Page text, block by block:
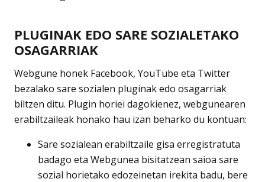
PLUGINAK EDO SARE SOZIALETAKO
OSAGARRIAK
Webgune honek Facebook, YouTube eta Twitter
bezalako sare sozialen pluginak edo osagarriak
biltzen ditu. Plugin horiei dagokienez, webgunearen
erabiltzaileak honako hau izan beharko du kontuan:
Sare sozialean erabiltzaile gisa erregistratuta
badago eta Webgunea bisitatzean saioa sare
sozial horietako edozeinetan irekita badu, bere